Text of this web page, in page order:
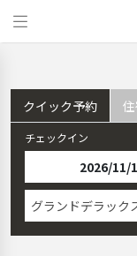
クイック予約
チェックイン
グランドデラック